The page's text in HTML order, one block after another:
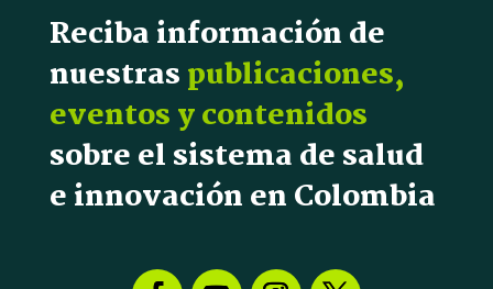
Reciba información de
nuestraspublicaciones,
eventos y contenidos
sobre el sistema de salud
e innovación en Colombia